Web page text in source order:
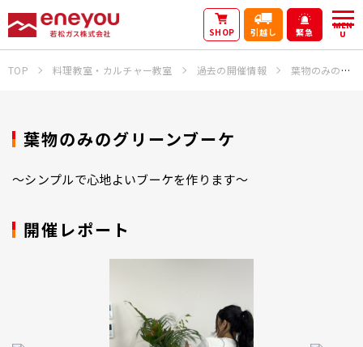
SHOP 引越し 緊急
MEN
U
TOP 料理教室・カルチャー教室 過去の開催情報 葉物のみのグリーンブーケ
葉物のみのグリーンブーケ
～シンプルで心地よいブーケを作ります～
開催レポート